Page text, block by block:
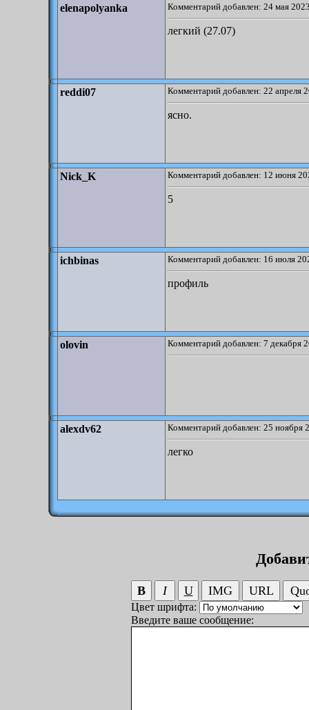
elenapolyanka Комментарий добавлен: 24 мая
легкий (27.07)
reddi07 Комментарий добавлен: 22 апреля
ясно.
Nick_K Комментарий добавлен: 12 июня
5
ichbinas Комментарий добавлен: 16 июля
профиль
olovin Комментарий добавлен: 7 декабря
alexdv62 Комментарий добавлен: 25 ноября
легко
Цвет шрифта:
Введите ваше сообщение: